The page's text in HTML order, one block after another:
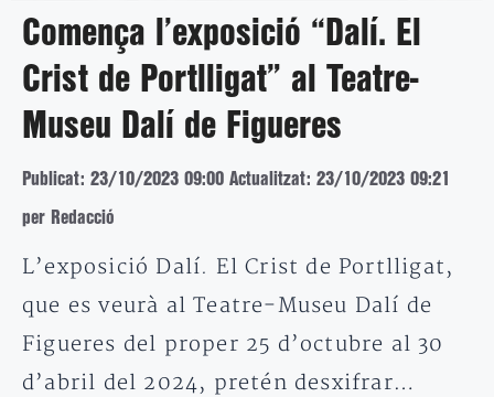
Comença l’exposició “Dalí. El
Crist de Portlligat” al Teatre-
Museu Dalí de Figueres
Publicat: 23/10/2023 09:00 Actualitzat: 23/10/2023 09:21
per Redacció
L’exposició Dalí. El Crist de Portlligat,
que es veurà al Teatre-Museu Dalí de
Figueres del proper 25 d’octubre al 30
d’abril del 2024, pretén desxifrar…